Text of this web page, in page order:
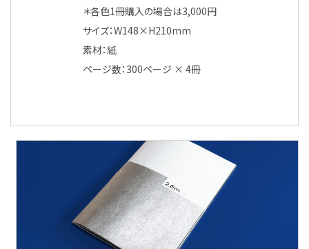
＊各色1冊購入の場合は3,000円
サイズ：W148×H210mm
素材：紙
ページ数：300ページ × 4冊